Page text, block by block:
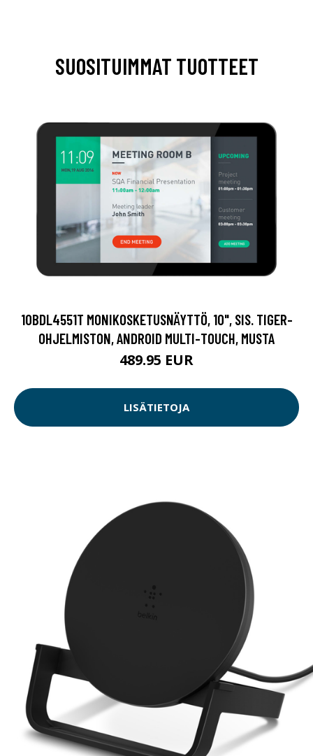
SUOSITUIMMAT TUOTTEET
10BDL4551T MONIKOSKETUSNÄYTTÖ, 10", SIS. TIGER-
OHJELMISTON, ANDROID MULTI-TOUCH, MUSTA
489.95 EUR
LISÄTIETOJA